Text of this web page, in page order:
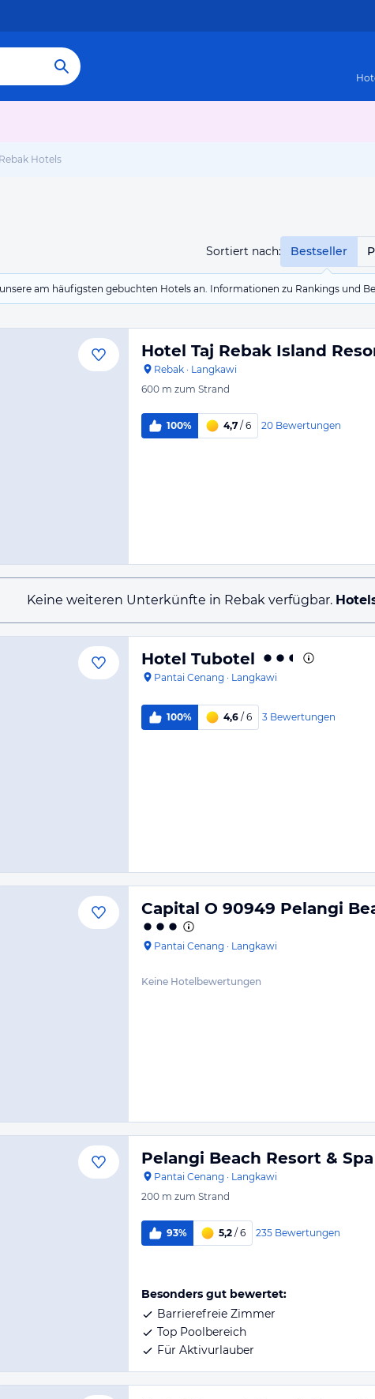
Rebak Hotels
Sortiert nach: Bestseller
am häufigsten gebuchten Hotels an. Informationen zu Rankings und
Hotel Taj Rebak Island
Rebak · Langkawi
600 m zum Strand
100% 4,7 / 6 20 Bewertungen
Keine weiteren Unterkünfte in Rebak verfügbar.
Hotel Tubotel
Pantai Cenang · Langkawi
100% 4,6 / 6 3 Bewertungen
Capital O 90949 Pelangi
Pantai Cenang · Langkawi
Keine Hotelbewertungen
Pelangi Beach Resort & Spa
Pantai Cenang · Langkawi
200 m zum Strand
93% 5,2 / 6 235 Bewertungen
Besonders gut bewertet:
Barrierefreie Zimmer
Top Poolbereich
Für Aktivurlauber